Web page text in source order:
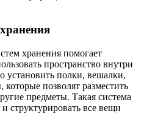
хранения помогает
пространство внутри
полки, вешалки,
позволят разместить
предметы. Такая система
и структурировать все вещи